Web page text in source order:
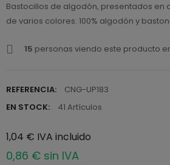
Bastocillos de algodón, presentados en
de varios colores. 100% algodón y
15 personas viendo este producto
REFERENCIA:
CNG-UP183
EN STOCK:
41 Artículos
1,04 € IVA incluido
0,86 € sin IVA